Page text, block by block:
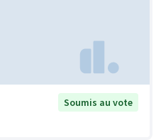
Soumis au vote